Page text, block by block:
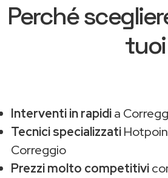
Perché
Interventi in rapidia
Tecnici specializzati
Correggio
Prezzi molto competitivi